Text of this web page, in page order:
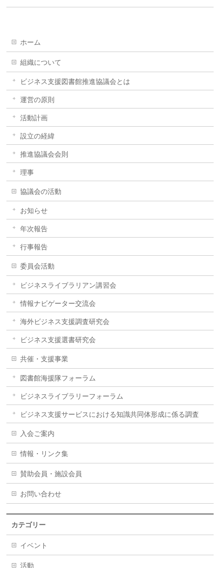
ホーム
組織について
ビジネス支援図書館推進協議会とは
運営の原則
活動計画
設立の経緯
推進協議会会則
理事
協議会の活動
お知らせ
年次報告
行事報告
委員会活動
ビジネスライブラリアン講習会
情報ナビゲーター交流会
海外ビジネス支援調査研究会
ビジネス支援選書研究会
共催・支援事業
図書館海援隊フォーラム
ビジネスライブラリーフォーラム
ビジネス支援サービスにおける知識共同体形成に係る調査
入会ご案内
情報・リンク集
賛助会員・施設会員
お問い合わせ
カテゴリー
イベント
活動